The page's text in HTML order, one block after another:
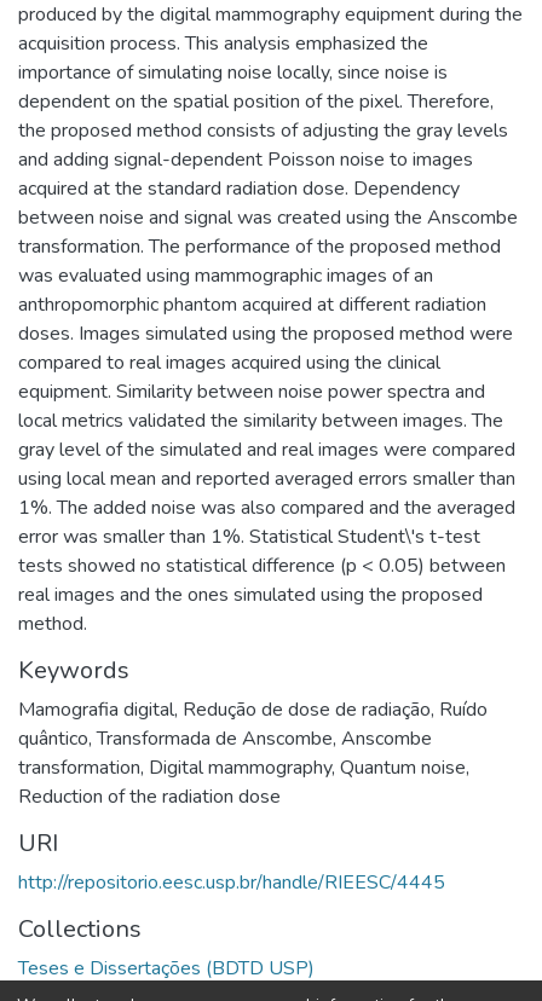
produced by the digital mammography equipment during the
acquisition process. This analysis emphasized the
importance of simulating noise locally, since noise is
dependent on the spatial position of the pixel. Therefore,
the proposed method consists of adjusting the gray levels
and adding signal-dependent Poisson noise to images
acquired at the standard radiation dose. Dependency
between noise and signal was created using the Anscombe
transformation. The performance of the proposed method
was evaluated using mammographic images of an
anthropomorphic phantom acquired at different radiation
doses. Images simulated using the proposed method were
compared to real images acquired using the clinical
equipment. Similarity between noise power spectra and
local metrics validated the similarity between images. The
gray level of the simulated and real images were compared
using local mean and reported averaged errors smaller than
1%. The added noise was also compared and the averaged
error was smaller than 1%. Statistical Student\'s t-test
tests showed no statistical difference (p < 0.05) between
real images and the ones simulated using the proposed
method.
Keywords
Mamografia digital, Redução de dose de radiação, Ruído
quântico,Transformada de Anscombe, Anscombe
transformation, Digital mammography, Quantum noise,
Reduction of the radiation dose
URI
http://repositorio.eesc.usp.br/handle/RIEESC/4445
Collections
Teses e Dissertações (BDTD USP)